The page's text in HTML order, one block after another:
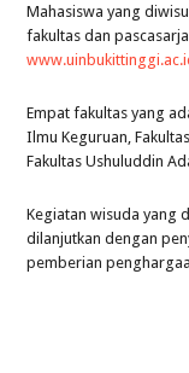
Mahasiswa yang
fakultas dan
Empat fakultas yang
Ilmu Keguruan,
Fakultas Ushuluddin
Kegiatan wisuda yang
dilanjutkan dengan
pemberian